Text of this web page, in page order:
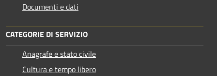
Documenti e dati
CATEGORIE DI SERVIZIO
Anagrafe e stato civile
Cultura e tempo libero